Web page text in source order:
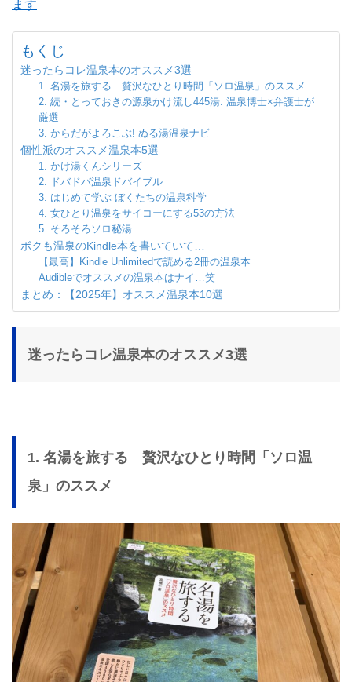
ます
もくじ
迷ったらコレ温泉本のオススメ3選
1. 名湯を旅する 贅沢なひとり時間「ソロ温泉」のススメ
2. 続・とっておきの源泉かけ流し445湯: 温泉博士×弁護士が
厳選
3. からだがよろこぶ! ぬる湯温泉ナビ
個性派のオススメ温泉本5選
1. かけ湯くんシリーズ
2. ドバドバ温泉ドバイブル
3. はじめて学ぶ ぼくたちの温泉科学
4. 女ひとり温泉をサイコーにする53の方法
5. そろそろソロ秘湯
ボクも温泉のKindle本を書いていて…
【最高】Kindle Unlimitedで読める2冊の温泉本
Audibleでオススメの温泉本はナイ…笑
まとめ：【2025年】オススメ温泉本10選
迷ったらコレ温泉本のオススメ3選
1. 名湯を旅する 贅沢なひとり時間「ソロ温
泉」のススメ